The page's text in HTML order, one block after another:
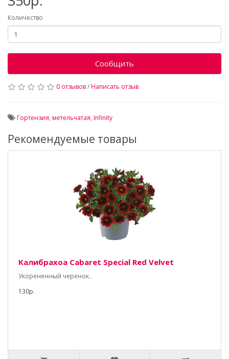
Количество
Сообщить
0 отзывов/Написать отзыв
Гортензия, метельчатая, Infinity
Рекомендуемые товары
Калибрахоа Cabaret Special Red Velvet
Укорененный черенок..
130р.